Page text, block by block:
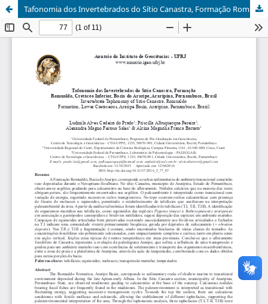
Tafonomia dos Invertebrados do Sítio Canastra, Formação Romualdo, Cretáceo Inferior, Bacia do Araripe, Araripina, Pernambuco, Brasil